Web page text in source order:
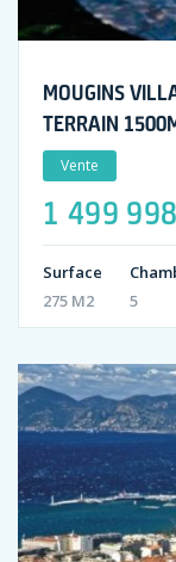
MOUGINS
TERRAIN
Vente
1 499
Surface
275 M2
5